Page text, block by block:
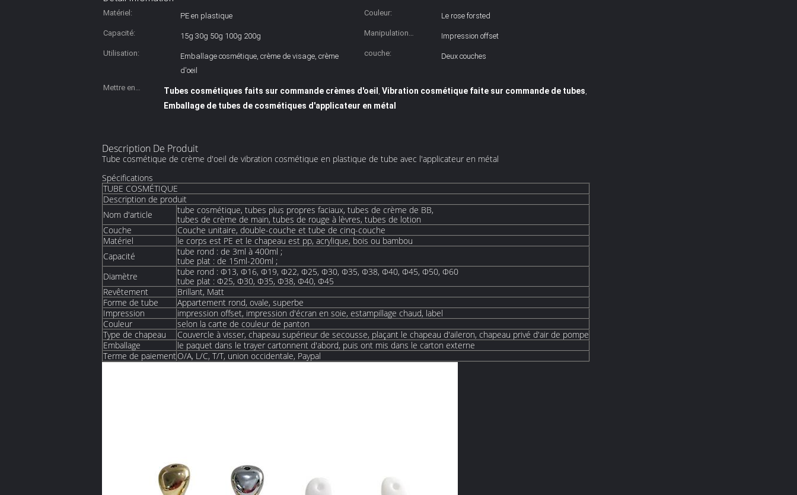
Matériel: PE en plastique Couleur:
Le rose forsted
Capacité:
15g 30g 50g 100g 200g
Manipulation
Impression offset
Utilisation:
Emballage cosmétique, crème de visage, crème
d'oeil
couche: Deux couches
Mettre en
Tubes cosmétiques faits sur commande crèmes d'oeil ,Vibration cosmétique faite sur commande de tubes,
Emballage de tubes de cosmétiques d'applicateur en métal
Description De Produit
Tube cosmétique de crème d'oeil de vibration cosmétique en plastique de tube avec l'applicateur en métal
Spécifications
TUBE COSMÉTIQUE
Description de produit
Nom d'article
tube cosmétique, tubes plus propres faciaux, tubes de crème de BB,
tubes de crème de main, tubes de rouge à lèvres, tubes de lotion
Couche
Couche unitaire, double-couche et tube de cinq-couche
Matériel
le corps est PE et le chapeau est pp, acrylique, bois ou bambou
Capacité
tube rond : de 3ml à 400ml ;
tube plat : de 15ml-200ml ;
Diamètre
tube rond : Φ13, Φ16, Φ19, Φ22, Φ25, Φ30, Φ35, Φ38, Φ40, Φ45, Φ50, Φ60
tube plat : Φ25, Φ30, Φ35, Φ38, Φ40, Φ45
Revêtement
Brillant, Matt
Forme de tube
Appartement rond, ovale, superbe
Impression
impression offset, impression d'écran en soie, estampillage chaud, label
Couleur
selon la carte de couleur de panton
Type de chapeau
Couvercle à visser, chapeau supérieur de secousse, plaçant le chapeau d'aileron, chapeau privé d'air de pompe
Emballage
le paquet dans le trayer cartonnent d'abord, puis ont mis dans le carton externe
Terme de paiementO/A, L/C, T/T, union occidentale, Paypal